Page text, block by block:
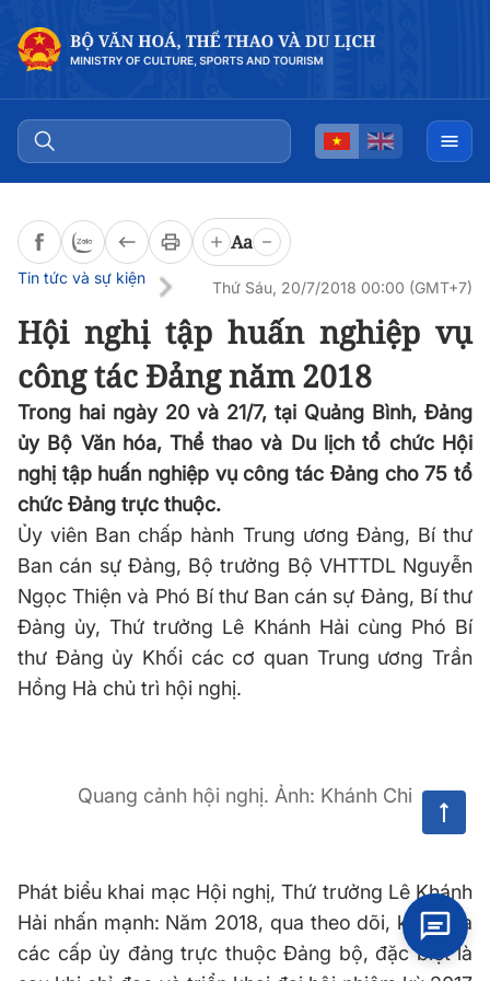
Aa
Tin tức và sự kiện
Thứ Sáu, 20/7/2018 00:00 (GMT+7)
Hội nghị tập huấn nghiệp vụ
công tác Đảng năm 2018
Trong hai ngày 20 và 21/7, tại Quảng Bình, Đảng
ủy Bộ Văn hóa, Thể thao và Du lịch tổ chức Hội
nghị tập huấn nghiệp vụ công tác Đảng cho 75 tổ
chức Đảng trực thuộc.
Ủy viên Ban chấp hành Trung ương Đảng, Bí thư
Ban cán sự Đảng, Bộ trưởng Bộ VHTTDL Nguyễn
Ngọc Thiện và Phó Bí thư Ban cán sự Đảng, Bí thư
Đảng ủy, Thứ trưởng Lê Khánh Hải cùng Phó Bí
thư Đảng ủy Khối các cơ quan Trung ương Trần
Hồng Hà chủ trì hội nghị.
Quang cảnh hội nghị. Ảnh: Khánh Chi
Phát biểu khai mạc Hội nghị, Thứ trưởng Lê Khánh
Hải nhấn mạnh: Năm 2018, qua theo dõi, kiểm tra
các cấp ủy đảng trực thuộc Đảng bộ, đặc biệt là
Đọc bài